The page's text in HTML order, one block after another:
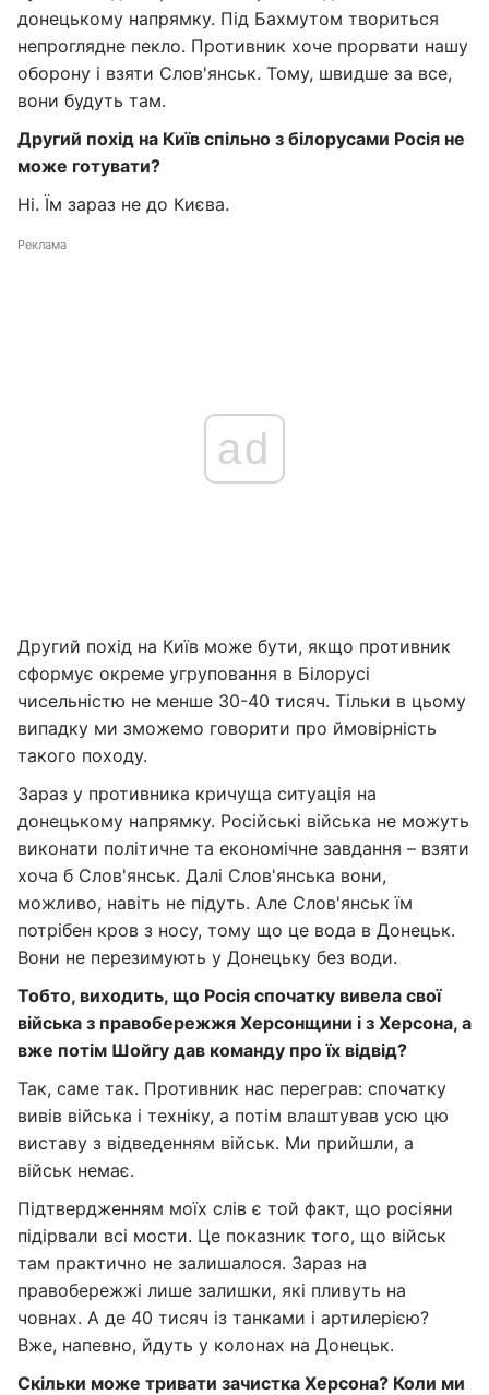
донецькому напрямку. Під Бахмутом твориться
непроглядне пекло. Противник хоче прорвати нашу
оборону і взяти Слов'янськ. Тому, швидше за все,
вони будуть там.
Другий похід на Київ спільно з білорусами Росія не
може готувати?
Ні. Їм зараз не до Києва.
Реклама
ad
Другий похід на Київ може бути, якщо противник
сформує окреме угруповання в Білорусі
чисельністю не менше 30-40 тисяч. Тільки в цьому
випадку ми зможемо говорити про ймовірність
такого походу.
Зараз у противника кричуща ситуація на
донецькому напрямку. Російські війська не можуть
виконати політичне та економічне завдання – взяти
хоча б Слов'янськ. Далі Слов'янська вони,
можливо, навіть не підуть. Але Слов'янськ їм
потрібен кров з носу, тому що це вода в Донецьк.
Вони не перезимують у Донецьку без води.
Тобто, виходить, що Росія спочатку вивела свої
війська з правобережжя Херсонщини і з Херсона, а
вже потім Шойгу дав команду про їх відвід?
Так, саме так. Противник нас переграв: спочатку
вивів війська і техніку, а потім влаштував усю цю
виставу з відведенням військ. Ми прийшли, а
військ немає.
Підтвердженням моїх слів є той факт, що росіяни
підірвали всі мости. Це показник того, що військ
там практично не залишалося. Зараз на
правобережжі лише залишки, які пливуть на
човнах. А де 40 тисяч із танками і артилерією?
Вже, напевно, йдуть у колонах на Донецьк.
Скільки може тривати зачистка Херсона? Коли ми